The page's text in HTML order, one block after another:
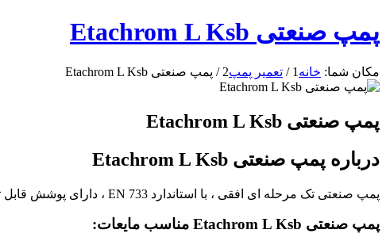
پمپ صنعتی Etachrom L Ksb
مکان شما: خانه 1
/ تعمیر پمپ2
/ پمپ صنعتی Etachrom L Ksb
پمپ صنعتی Etachrom L Ksb
درباره پمپ صنعتی Etachrom L Ksb
پمپ صنعتی تک مرحله ای افقی ، با استاندارد EN 733 ، دارای پوشش قابل تعویض و سیستم سرعت متغیر نصب شده بر روی موتور
پمپ صنعتی Etachrom L Ksb مناسب مایعات: